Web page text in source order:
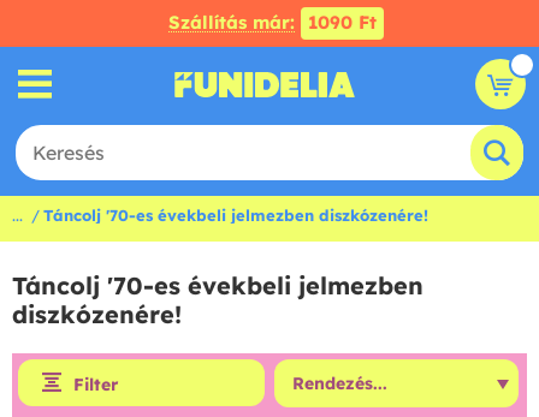
Szállítás már: 1090 Ft
... Táncolj '70-es évekbeli jelmezben diszkózenére!
Táncolj '70-es évekbeli jelmezben
diszkózenére!
Filter